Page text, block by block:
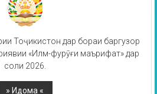
Тоҷикистон дар бораи баргузор
«Илм-фурӯғи маърифат» дар
соли 2026.